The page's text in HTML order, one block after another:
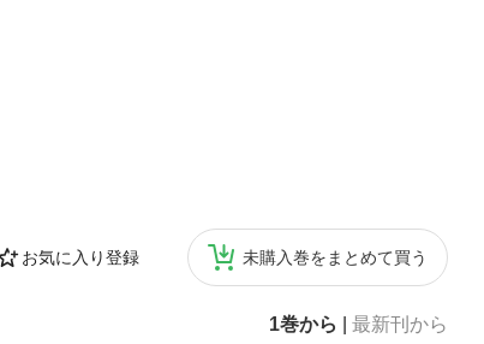
お気に入り登録 未購入巻をまとめて買う
1巻から 最新刊から